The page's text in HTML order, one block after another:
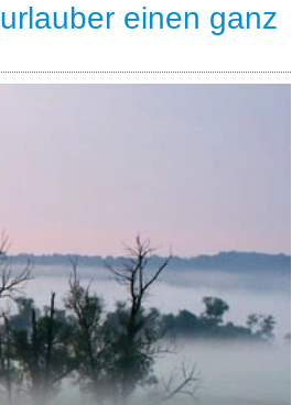
einen ganz